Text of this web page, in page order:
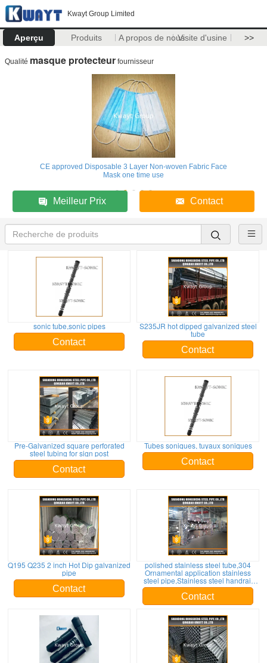
Kwayt Group Limited
Aperçu Produits A propos de nousVisite d'usine >>
Qualité masque protecteur fournisseur
CE approved Disposable 3 Layer Non-woven Fabric Face
Mask one time use
Meilleur Prix Contact
sonic tube,sonic pipes
Contact
S235JR hot dipped galvanized steel
tube
Contact
Pre-Galvanized square perforated
steel tubing for sign post
Contact
Tubes soniques, tuyaux soniques
Contact
Q195 Q235 2 inch Hot Dip galvanized
pipe
Contact
polished stainless steel tube,304
Ornamental application stainless
steel pipe,Stainless steel handrail
round pipe
Contact